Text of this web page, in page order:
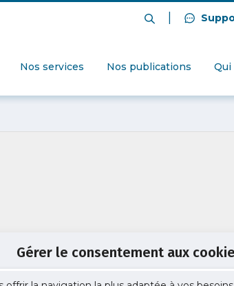
Gérer le consentement aux
Nos services Nos publications Qui